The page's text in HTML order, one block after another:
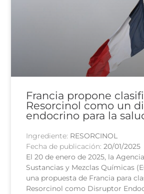
Francia propone
Resorcinol como un
endocrino para la
Ingrediente: RESORCINOL
Fecha de publicación:20/01/2025
El 20 de enero de 2025, la
Sustancias y Mezclas Químicas
una propuesta de Francia para
Resorcinol como Disruptor